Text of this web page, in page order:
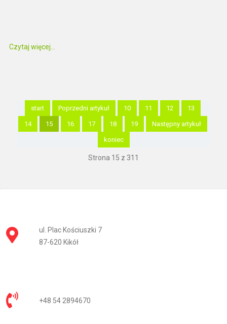
Czytaj więcej...
start Poprzedni artykuł 10 11 12 13
14 15 16 17 18 19 Następny artykuł
koniec
Strona 15 z 311
ul. Plac Kościuszki 7
87-620 Kikół
+48 54 2894670